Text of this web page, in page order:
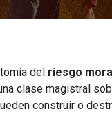
del riesgo moral
clase magistral
construir o